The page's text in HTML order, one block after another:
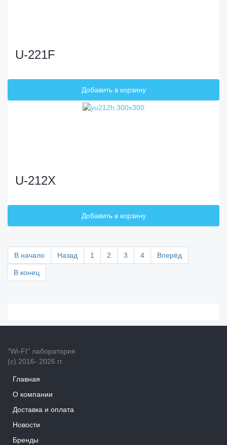
U-221F
U-212X
В начало Назад 1 2 3 4 Вперёд
В конец
"Wi-FI" лаборатория
(с) 2016- 2026 гг.
Главная
О компании
Доставка и оплата
Новости
Бренды